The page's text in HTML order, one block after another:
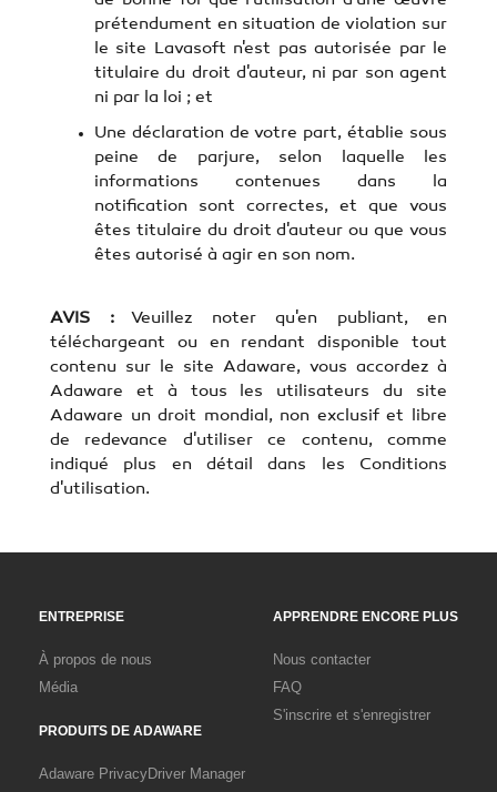
prétendument en situation de violation sur
le site Lavasoft n'est pas autorisée par le
titulaire du droit d'auteur, ni par son agent
ni par la loi ; et
Une déclaration de votre part, établie sous
peine de parjure, selon laquelle les
informations contenues dans la
notification sont correctes, et que vous
êtes titulaire du droit d'auteur ou que vous
êtes autorisé à agir en son nom.
AVIS :Veuillez noter qu'en publiant, en
téléchargeant ou en rendant disponible tout
contenu sur le site Adaware, vous accordez à
Adaware et à tous les utilisateurs du site
Adaware un droit mondial, non exclusif et libre
de redevance d'utiliser ce contenu, comme
indiqué plus en détail dans les Conditions
d'utilisation.
ENTREPRISE
À propos de nous
Média
APPRENDRE ENCORE PLUS
Nous contacter
FAQ
S'inscrire et s'enregistrer
PRODUITS DE ADAWARE
Adaware PrivacyDriver Manager